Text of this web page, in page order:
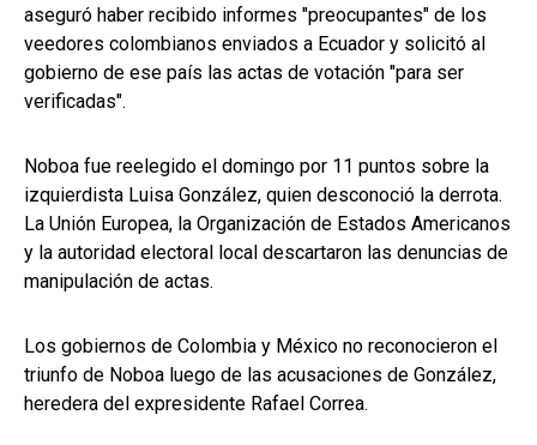
aseguró haber recibido informes "preocupantes" de los
veedores colombianos enviados a Ecuador y solicitó al
gobierno de ese país las actas de votación "para ser
verificadas".
Noboa fue reelegido el domingo por 11 puntos sobre la
izquierdista Luisa González, quien desconoció la derrota.
La Unión Europea, la Organización de Estados Americanos
y la autoridad electoral local descartaron las denuncias de
manipulación de actas.
Los gobiernos de Colombia y México no reconocieron el
triunfo de Noboa luego de las acusaciones de González,
heredera del expresidente Rafael Correa.